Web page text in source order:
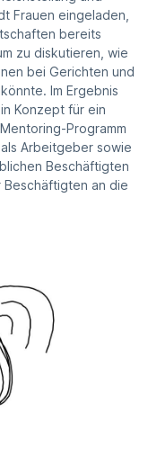
Frauen eingeladen,
bereits
zu diskutieren, wie
bei Gerichten und
Im Ergebnis
Konzept für ein
Programm
Arbeitgeber sowie
Beschäftigten
an die